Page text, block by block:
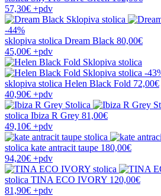
57,30€ +pdv
-44%
sklopiva stolica Dream Black 80,00€
45,00€ +pdv
-
sklopiva stolica Helen Black Fold 72,00€
40,90€ +pdv
stolica Ibiza R Grey 81,00€
49,10€ +pdv
stolica kate antracit taupe 180,00€
94,20€ +pdv
stolica TINA ECO IVORY 120,00€
81,90€ +pdv